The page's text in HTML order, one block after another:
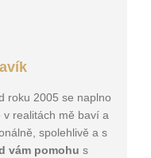
roku 2005 se naplno
realitách mě baví a
spolehlivě a s
vám pomohu s